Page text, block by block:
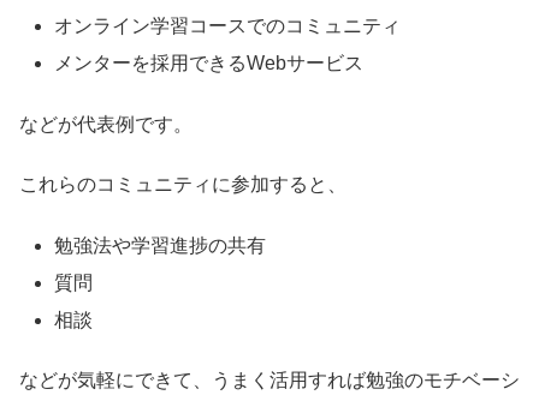
オンライン学習コースでのコミュニティ
メンターを採用できるWebサービス
などが代表例です。
これらのコミュニティに参加すると、
勉強法や学習進捗の共有
質問
相談
などが気軽にできて、うまく活用すれば勉強のモチベーシ